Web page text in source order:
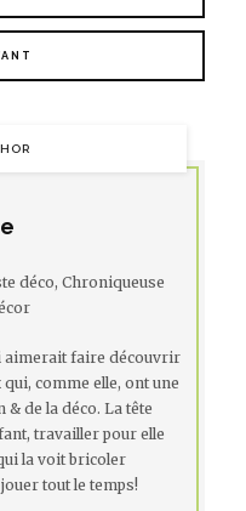
déco, Chroniqueuse
aimerait faire découvrir
comme elle, ont une
de la déco. La tête
travailler pour elle
la voit bricoler
tout le temps!